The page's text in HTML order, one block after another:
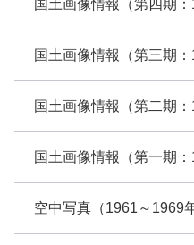
国土画像情報（第四期：
国土画像情報（第三期：
国土画像情報（第二期：
国土画像情報（第一期：
空中写真（1961～1969年